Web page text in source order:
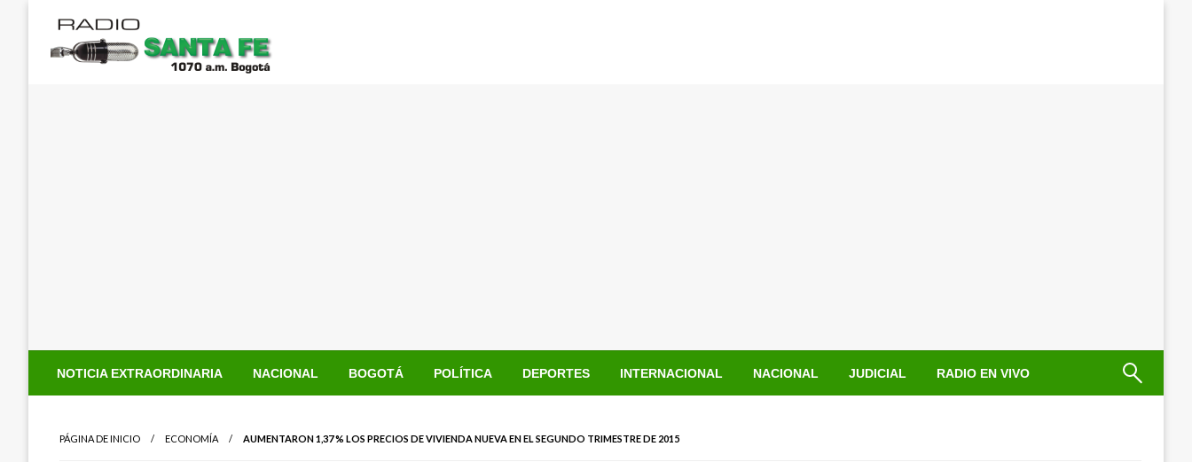
contenido
NOTICIA EXTRAORDINARIA NACIONAL BOGOTÁ POLÍTICA DEPORTES INTERNACIONAL NACIONAL JUDICIAL RADIO EN VIVO
PÁGINA DE INICIO ECONOMÍA AUMENTARON 1,37 % LOS PRECIOS DE VIVIENDA NUEVA EN EL SEGUNDO TRIMESTRE DE 2015